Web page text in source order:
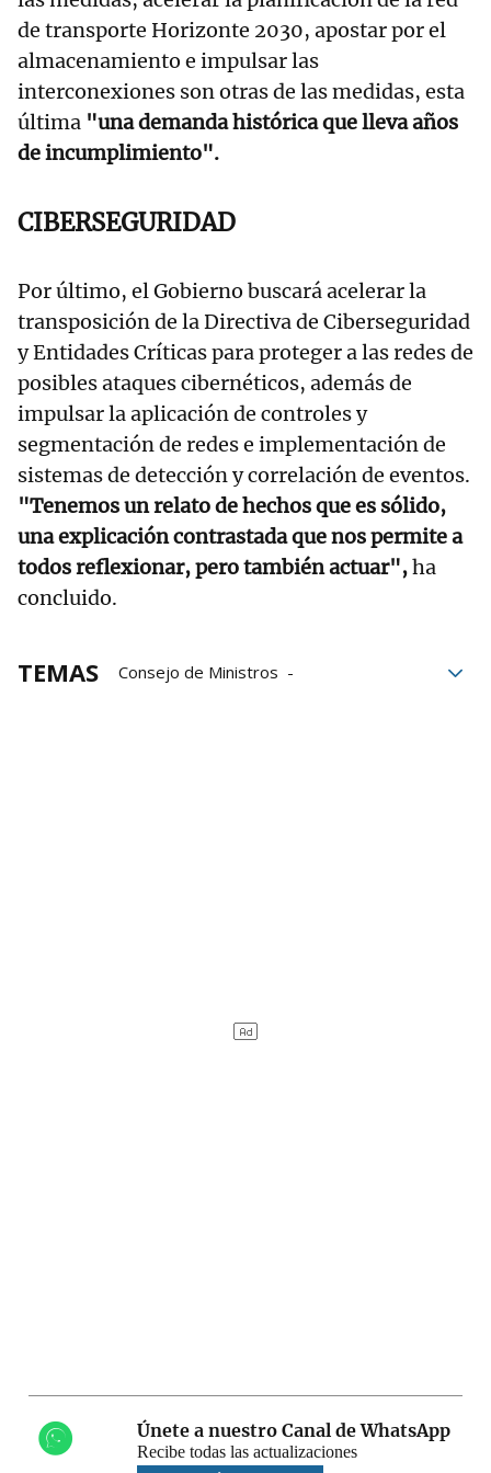
de transporte Horizonte 2030, apostar por el
almacenamiento e impulsar las
interconexiones son otras de las medidas, esta
última "una demanda histórica que lleva años
de incumplimiento".
CIBERSEGURIDAD
Por último, el Gobierno buscará acelerar la
transposición de la Directiva de Ciberseguridad
y Entidades Críticas para proteger a las redes de
posibles ataques cibernéticos, además de
impulsar la aplicación de controles y
segmentación de redes e implementación de
sistemas de detección y correlación de eventos.
"Tenemos un relato de hechos que es sólido,
una explicación contrastada que nos permite a
todos reflexionar, pero también actuar",ha
concluido.
TEMAS
Consejo de Ministros
Únete a nuestro Canal de WhatsApp
Recibe todas las actualizaciones